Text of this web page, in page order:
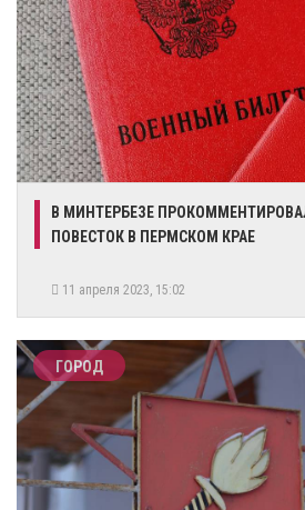
В МИНТЕРБЕЗЕ
ПОВЕСТОК В ПЕРМСКОМ КРАЕ
11 апреля 2023, 15:02
ГОРОД